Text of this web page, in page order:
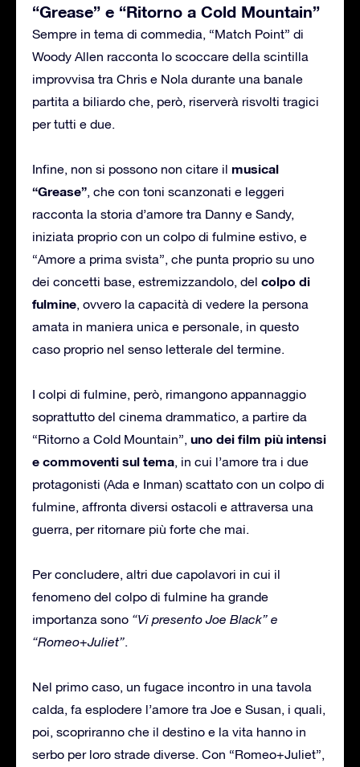
“Grease” e “Ritorno a Cold Mountain”
Sempre in tema di commedia, “Match Point” di
Woody Allen racconta lo scoccare della scintilla
improvvisa tra Chris e Nola durante una banale
partita a biliardo che, però, riserverà risvolti tragici
per tutti e due.
Infine, non si possono non citare il musical
“Grease”, che con toni scanzonati e leggeri
racconta la storia d’amore tra Danny e Sandy,
iniziata proprio con un colpo di fulmine estivo, e
“Amore a prima svista”, che punta proprio su uno
dei concetti base, estremizzandolo, del colpo di
fulmine, ovvero la capacità di vedere la persona
amata in maniera unica e personale, in questo
caso proprio nel senso letterale del termine.
I colpi di fulmine, però, rimangono appannaggio
soprattutto del cinema drammatico, a partire da
“Ritorno a Cold Mountain”, uno dei film più intensi
e commoventi sul tema, in cui l’amore tra i due
protagonisti (Ada e Inman) scattato con un colpo di
fulmine, affronta diversi ostacoli e attraversa una
guerra, per ritornare più forte che mai.
Per concludere, altri due capolavori in cui il
fenomeno del colpo di fulmine ha grande
importanza sono “Vi presento Joe Black” e
“Romeo+Juliet”.
Nel primo caso, un fugace incontro in una tavola
calda, fa esplodere l’amore tra Joe e Susan, i quali,
poi, scopriranno che il destino e la vita hanno in
serbo per loro strade diverse. Con “Romeo+Juliet”,